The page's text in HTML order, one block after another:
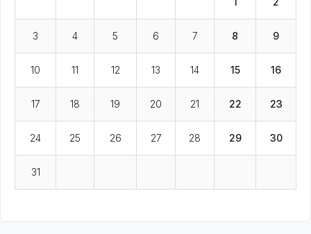
3 4 5 6 7 8 9
10 11 12 13 14 15 16
17 18 19 20 21 22 23
24 25 26 27 28 29 30
31